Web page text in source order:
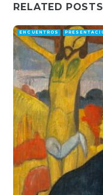
RELATED POSTS
ENCUENTROS